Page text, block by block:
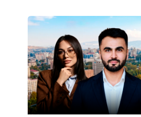
ВНЕШНЕГО
ВИДА
НОВОГО
УСТРОЙСТВА
ОТ
OPENAI